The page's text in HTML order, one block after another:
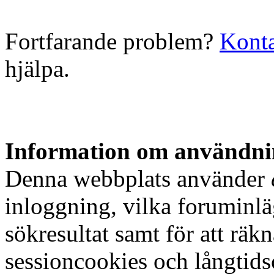
Fortfarande problem?
hjälpa.
Information om
Denna webbplats använder
inloggning, vilka
sökresultat samt för att
sessioncookies och